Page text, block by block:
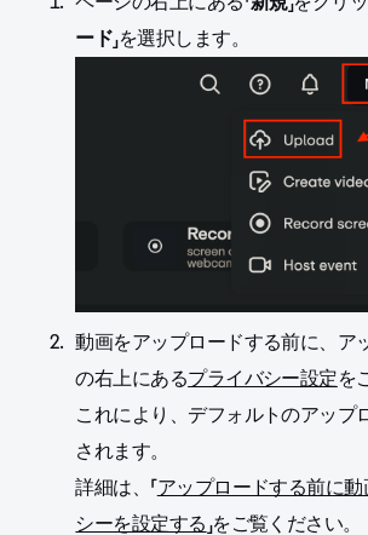
ード」を選択します。
動画をアップロードする前に、ア
の右上にあるプライバシー設定を
これにより、デフォルトのアップ
されます。
詳細は、「アップロードする前に
シーを設定する」をご覧ください。